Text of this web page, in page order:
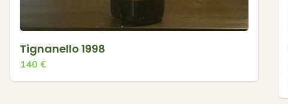
Tignanello 1998
140 €